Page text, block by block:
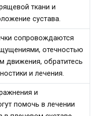
ткани и
сустава.
сопровождаются
отечностью
движения, обратитесь
и лечения.
и
помочь в лечении